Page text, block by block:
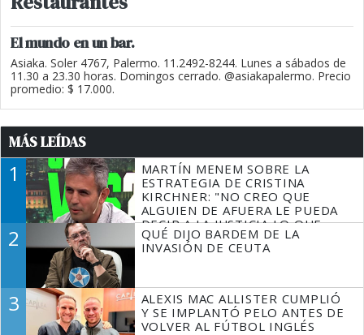
El mundo en un bar.
Asiaka. Soler 4767, Palermo. 11.2492-8244. Lunes a sábados de
11.30 a 23.30 horas. Domingos cerrado. @asiakapalermo. Precio
promedio: $ 17.000.
MÁS LEÍDAS
1
MARTÍN MENEM SOBRE LA
ESTRATEGIA DE CRISTINA
KIRCHNER: "NO CREO QUE
ALGUIEN DE AFUERA LE PUEDA
DECIR A LA JUSTICIA LO QUE
TIENE QUE HACER"
2
QUÉ DIJO BARDEM DE LA
INVASIÓN DE CEUTA
3
ALEXIS MAC ALLISTER CUMPLIÓ
Y SE IMPLANTÓ PELO ANTES DE
VOLVER AL FÚTBOL INGLÉS